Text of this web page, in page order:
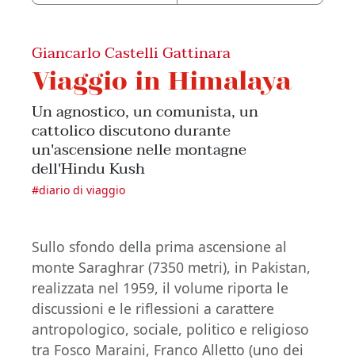
Giancarlo Castelli Gattinara
Viaggio in Himalaya
Un agnostico, un comunista, un
cattolico discutono durante
un'ascensione nelle montagne
dell'Hindu Kush
#diario di viaggio
Sullo sfondo della prima ascensione al
monte Saraghrar (7350 metri), in Pakistan,
realizzata nel 1959, il volume riporta le
discussioni e le riflessioni a carattere
antropologico, sociale, politico e religioso
tra Fosco Maraini, Franco Alletto (uno dei